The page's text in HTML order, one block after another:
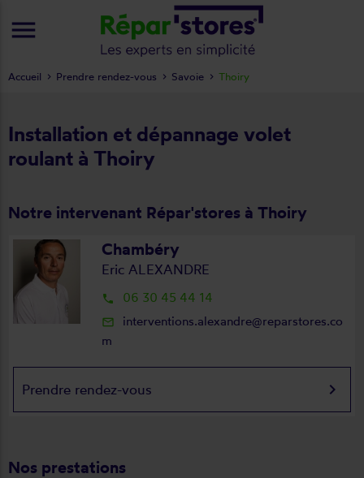
Installation et dépannage volet
roulant à Thoiry
Notre intervenant Répar'stores à Thoiry
Chambéry
Eric ALEXANDRE
local_phone 06 30 45 44 14
mail_outline
interventions.alexandre@reparstores.co
m
Prendre rendez-vous keyboard_arrow_right
Nos prestations
Accueil Prendre rendez-vous Savoie Thoiry
menu